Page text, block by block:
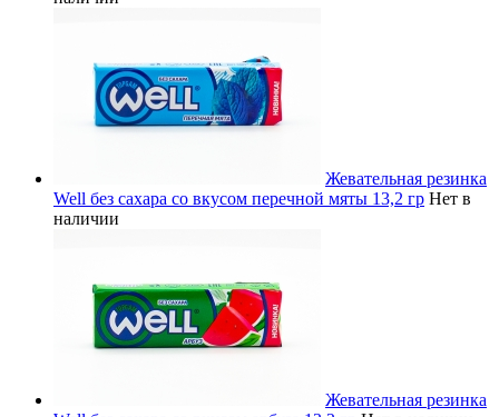
Жевательная резинка
Well без сахара со вкусом перечной мяты 13,2 гр Нет в
наличии
Жевательная резинка